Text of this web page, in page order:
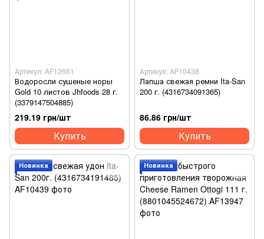
Артикул: AF12661
Водоросли сушеные норы
Gold 10 листов Jhfoods 28 г.
(3379147504885)
219.19 грн/шт
Купить
Артикул: AF10438
Лапша свежая ремни Ita-San
200 г. (4316734091365)
86.86 грн/шт
Купить
Новинка Новинка